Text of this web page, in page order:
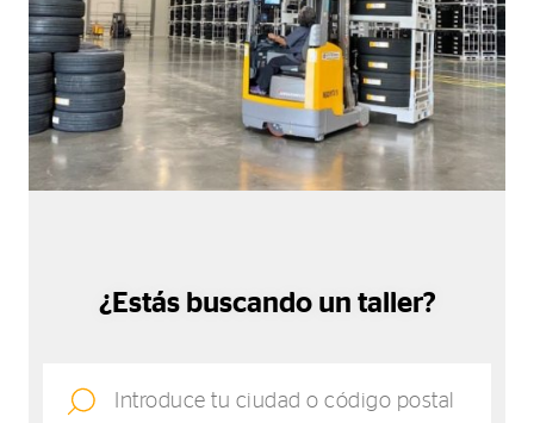
¿Estás buscando un taller?